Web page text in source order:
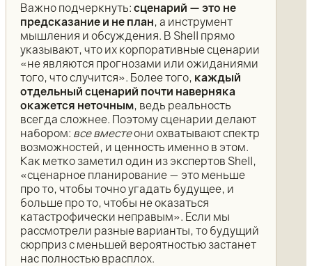
Важно подчеркнуть: сценарий — это не
предсказание и не план, а инструмент
мышления и обсуждения. В Shell прямо
указывают, что их корпоративные сценарии
«не являются прогнозами или ожиданиями
того, что случится». Более того, каждый
отдельный сценарий почти наверняка
окажется неточным, ведь реальность
всегда сложнее. Поэтому сценарии делают
набором: все вместеони охватывают спектр
возможностей, и ценность именно в этом.
Как метко заметил один из экспертов Shell,
«сценарное планирование — это меньше
про то, чтобы точно угадать будущее, и
больше про то, чтобы не оказаться
катастрофически неправым». Если мы
рассмотрели разные варианты, то будущий
сюрприз с меньшей вероятностью застанет
нас полностью врасплох.